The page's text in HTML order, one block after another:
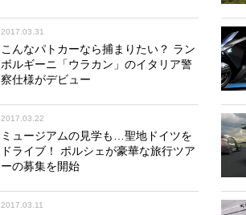
2017.03.31
こんなパトカーなら捕まりたい？ ラン
ボルギーニ「ウラカン」のイタリア警
察仕様がデビュー
2017.03.22
ミュージアムの見学も…聖地ドイツを
ドライブ！ ポルシェが豪華な旅行ツア
ーの募集を開始
2017.03.11